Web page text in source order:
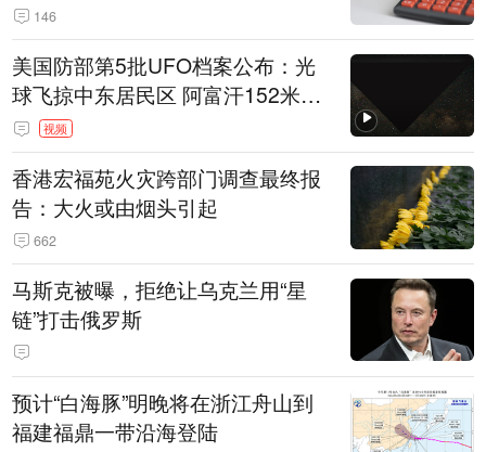
146
美国防部第5批UFO档案公布：光
球飞掠中东居民区 阿富汗152米三
角形遮蔽星光
视频
香港宏福苑火灾跨部门调查最终报
告：大火或由烟头引起
662
马斯克被曝，拒绝让乌克兰用“星
链”打击俄罗斯
预计“白海豚”明晚将在浙江舟山到
福建福鼎一带沿海登陆